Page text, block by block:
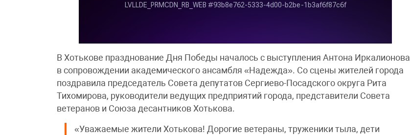
В Хотькове празднование Дня Победы началось с выступления Антона Иркалионова
в сопровождении академического ансамбля «Надежда». Со сцены жителей города
поздравила председатель Совета депутатов Сергиево-Посадского округа Рита
Тихомирова, руководители ведущих предприятий города, представители Совета
ветеранов и Союза десантников Хотькова.
«Уважаемые жители Хотькова! Дорогие ветераны, труженики тыла, дети